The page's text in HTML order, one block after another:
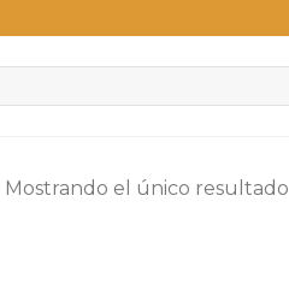
Mostrando el único resultado